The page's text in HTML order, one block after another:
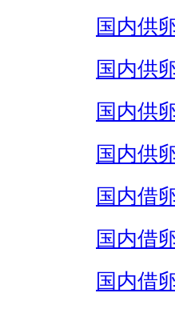
国内供
国内供
国内供
国内供
国内借
国内借
国内借